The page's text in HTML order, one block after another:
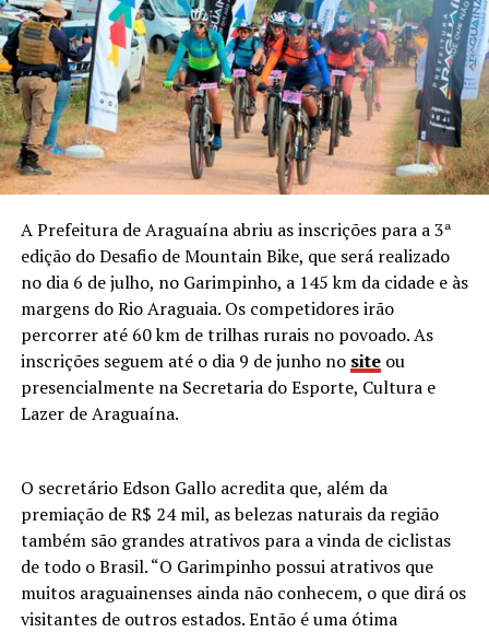
A Prefeitura de Araguaína abriu as inscrições para a 3ª
edição do Desafio de Mountain Bike, que será realizado
no dia 6 de julho, no Garimpinho, a 145 km da cidade e às
margens do Rio Araguaia. Os competidores irão
percorrer até 60 km de trilhas rurais no povoado. As
inscrições seguem até o dia 9 de junho no site ou
presencialmente na Secretaria do Esporte, Cultura e
Lazer de Araguaína.
O secretário Edson Gallo acredita que, além da
premiação de R$ 24 mil, as belezas naturais da região
também são grandes atrativos para a vinda de ciclistas
de todo o Brasil. “O Garimpinho possui atrativos que
muitos araguainenses ainda não conhecem, o que dirá os
visitantes de outros estados. Então é uma ótima